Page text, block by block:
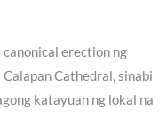
canonical erection ng
Cathedral, sinabi
katayuan ng lokal na